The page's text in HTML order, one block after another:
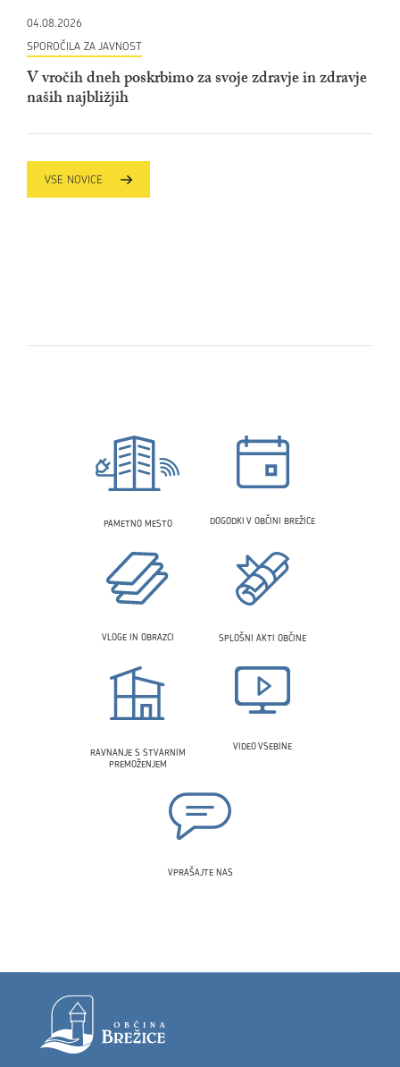
04.08.2026
SPOROČILA ZA JAVNOST
V vročih dneh poskrbimo za svoje zdravje in zdravje
naših najbližjih
VSE NOVICE
PAMETNO MESTO DOGODKI V OBČINI BREŽICE
VLOGE IN OBRAZCI SPLOŠNI AKTI OBČINE
RAVNANJE S STVARNIM
PREMOŽENJEM
VIDEO VSEBINE
VPRAŠAJTE NAS
Noga strani